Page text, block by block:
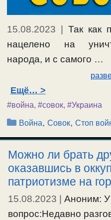
15.08.2023
Так как
нацелено на
народа, и с самого …
Ещё…
#война, #совок, #Украина
Рубрики
Война,Совок,Стоп
Можно ли брать
оказавшись в
патриотизме на
15.08.2023
Аноним: У
вопрос:Недавно